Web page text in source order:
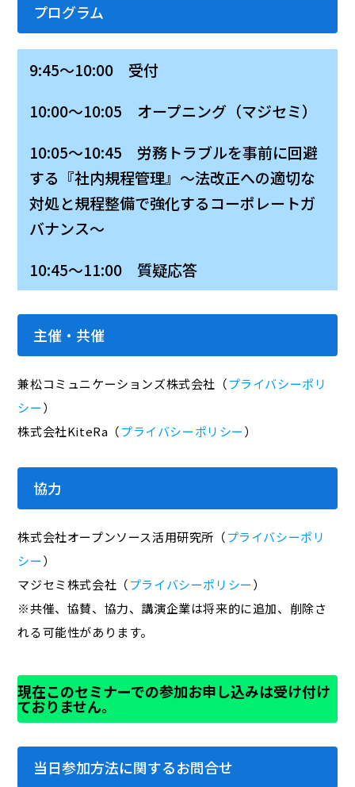
プログラム
9:45～10:00 受付
10:00～10:05 オープニング（マジセミ）
10:05～10:45 労務トラブルを事前に回避
する『社内規程管理』～法改正への適切な
対処と規程整備で強化するコーポレートガ
バナンス～
10:45～11:00 質疑応答
主催・共催
兼松コミュニケーションズ株式会社（プライバシーポリ
シー）
株式会社KiteRa（プライバシーポリシー）
協力
株式会社オープンソース活用研究所（プライバシーポリ
シー）
マジセミ株式会社（プライバシーポリシー）
※共催、協賛、協力、講演企業は将来的に追加、削除さ
れる可能性があります。
現在このセミナーでの参加お申し込みは受け付け
ておりません。
当日参加方法に関するお問合せ